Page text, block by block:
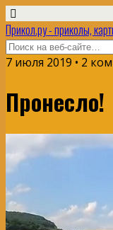
Прикол.ру - приколы,
7 июля 2019 • 2
Пронесло!